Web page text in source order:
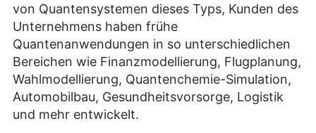
von Quantensystemen dieses Typs, Kunden des
Unternehmens haben frühe
Quantenanwendungen in so unterschiedlichen
Bereichen wie Finanzmodellierung, Flugplanung,
Wahlmodellierung, Quantenchemie-Simulation,
Automobilbau, Gesundheitsvorsorge, Logistik
und mehr entwickelt.